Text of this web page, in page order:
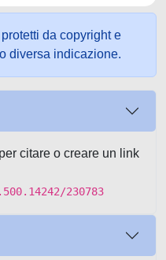
da copyright e
diversa indicazione.
citare o creare un link
230783